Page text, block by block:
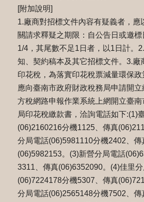
[附加說明]
1.廠商對招標文件內容有疑義者，應
關請求釋疑之期限：自公告日或邀標
1/4，其尾數不⾜1⽇者，以1⽇計。
知、契約稿本及其它招標文件。3.廠
印花稅，為落實印花稅票減量環保
應向臺南市政府財政稅務局申請開
⽅稅網路申報作業系統上網開立臺
局印花稅繳款書，洽詢電話如下:(1)
(06)2160216分機1125、傳真
分局電話(06)5981110分機2402、傳
(06)5982153。(3)新營分局電話
3311、傳真(06)6352090。(4)佳⾥
(06)7224178分機5307、傳真
分局電話(06)2565148分機7502、傳